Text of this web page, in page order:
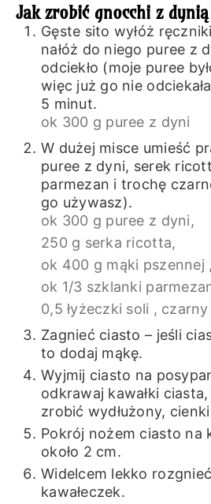
Jak zrobić gnocchi z dynią
Gęste sito wyłóż
nałóż do niego puree z
odciekło (moje puree
więc już go nie
5 minut.
ok 300 g puree z dyni
W dużej misce umieść
puree z dyni, serek
parmezan i trochę
go używasz).
ok 300 g puree z dyni,
250 g serka ricotta,
ok 400 g mąki pszennej ,
ok 1/3 szklanki
0,5 łyżeczki soli ,
Zagnieć ciasto – jeśli
to dodaj mąkę.
Wyjmij ciasto na
odkrawaj kawałki
zrobić wydłużony, cienki
Pokrój nożem ciasto na
około 2 cm.
Widelcem lekko
kawałeczek.